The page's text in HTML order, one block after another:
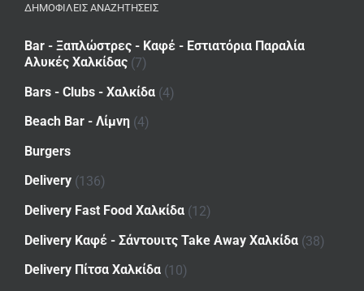
ΔΗΜΟΦΙΛΕΙΣ ΑΝΑΖΗΤΗΣΕΙΣ
Bar - Ξαπλώστρες - Καφέ - Εστιατόρια Παραλία
Αλυκές Χαλκίδας (7)
Bars - Clubs - Χαλκίδα (4)
Beach Bar - Λίμνη (4)
Burgers
Delivery (136)
Delivery Fast Food Χαλκίδα (12)
Delivery Καφέ - Σάντουιτς Take Away Χαλκίδα (38)
Delivery Πίτσα Χαλκίδα (10)